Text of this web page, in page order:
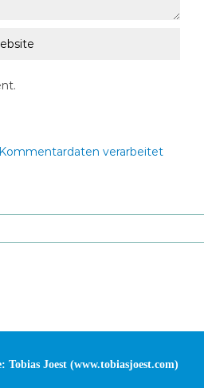
verarbeitet
Tobias Joest (www.tobiasjoest.com)